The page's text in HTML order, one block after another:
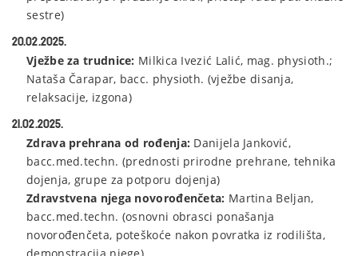
sestre)
20.02.2025.
Vježbe za trudnice: Milkica Ivezić Lalić, mag. physioth.;
Nataša Čarapar, bacc. physioth. (vježbe disanja,
relaksacije, izgona)
21.02.2025.
Zdrava prehrana od rođenja: Danijela Janković,
bacc.med.techn. (prednosti prirodne prehrane, tehnika
dojenja, grupe za potporu dojenja)
Zdravstvena njega novorođenčeta: Martina Beljan,
bacc.med.techn. (osnovni obrasci ponašanja
novorođenčeta, poteškoće nakon povratka iz rodilišta,